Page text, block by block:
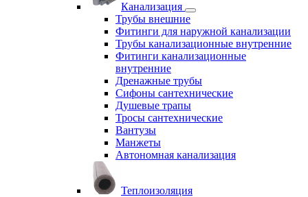
Канализация
Трубы внешние
Фитинги для наружной канализации
Трубы канализационные внутренние
Фитинги канализационные
внутренние
Дренажные трубы
Сифоны сантехнические
Душевые трапы
Тросы сантехнические
Вантузы
Манжеты
Автономная канализация
Теплоизоляция